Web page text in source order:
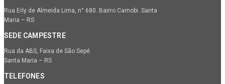
Rua Erly de Almeida Lima, n° 680. Bairro Camobi. Santa
Maria – RS
SEDE CAMPESTRE
Rua da ABS, Faixa de São Sepé.
Santa Maria – RS
TELEFONES